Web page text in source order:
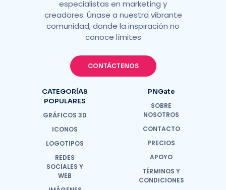
especialistas en marketing y
creadores. Únase a nuestra vibrante
comunidad, donde la inspiración no
conoce límites
CONTÁCTENOS
CATEGORÍAS
POPULARES
GRÁFICOS 3D
ICONOS
LOGOTIPOS
REDES
SOCIALES Y
WEB
PNGate
SOBRE
NOSOTROS
CONTACTO
PRECIOS
APOYO
TÉRMINOS Y
CONDICIONES